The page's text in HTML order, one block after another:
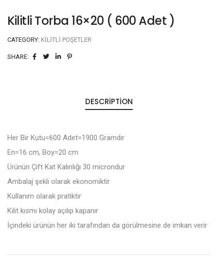
Kilitli Torba 16×20 ( 600 Adet )
CATEGORY: KILITLI POŞETLER
SHARE:
DESCRIPTION
Her Bir Kutu=600 Adet=1900 Gramdır
En=16 cm, Boy=20 cm
Ürünün Çift Kat Kalınlığı 30 microndur
Ambalaj şekli olarak ekonomiktir
Kullanım olarak pratiktir
Kilit kısmı kolay açılıp kapanır
İçindeki ürünün her iki tarafından da görülmesine de imkan verir